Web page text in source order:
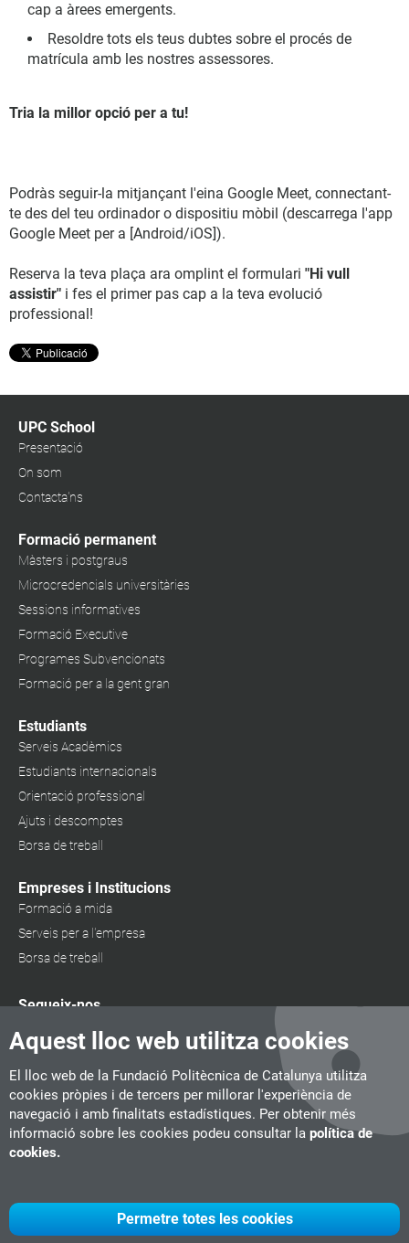
Aquest lloc web utilitza cookies
El lloc web de la Fundació Politècnica de Catalunya utilitza
cookies pròpies i de tercers per millorar l'experiència de
navegació i amb finalitats estadístiques. Per obtenir més
informació sobre les cookies podeu consultar la política de
cookies.
Permetre totes les cookies
cap a àrees emergents.
Resoldre tots els teus dubtes sobre el procés de
matrícula amb les nostres assessores.
Tria la millor opció per a tu!
Podràs seguir-la mitjançant l'eina Google Meet, connectant-
te des del teu ordinador o dispositiu mòbil (descarrega l'app
Google Meet per a [Android/iOS]).
Reserva la teva plaça ara omplint el formulari "Hi vull
assistir" i fes el primer pas cap a la teva evolució
professional!
UPC School
Presentació
On som
Contacta'ns
Formació permanent
Màsters i postgraus
Microcredencials universitàries
Sessions informatives
Formació Executive
Programes Subvencionats
Formació per a la gent gran
Estudiants
Serveis Acadèmics
Estudiants internacionals
Orientació professional
Ajuts i descomptes
Borsa de treball
Empreses i Institucions
Formació a mida
Serveis per a l'empresa
Borsa de treball
Segueix-nos